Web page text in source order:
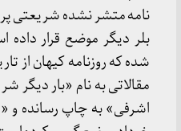
نامه متشر نشده شریعتی
بلر دیگر موضع قرار داده
مقالاتی به نام «بار دیگر